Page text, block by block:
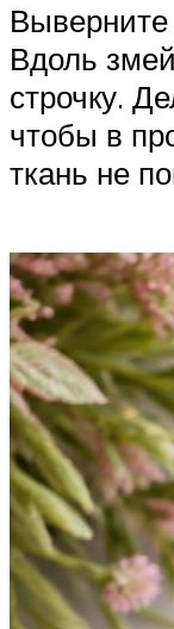
Выверните
Вдоль
строчку.
чтобы в
ткань не